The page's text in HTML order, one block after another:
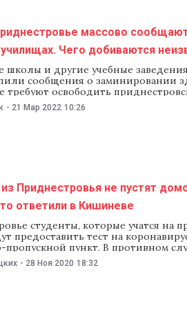
массово
Чего добиваются
школы и другие учебные
сообщения о заминировании
требуют освободить
оккупации». Об этом сообщило
внутренних дел. «Мы больше не
- 21 Мар 2022 10:26
Приднестровья не пустят
ответили в Кишиневе
студенты, которые учатся на
предоставить тест на
пункт. В противном
непризнанной ПМР. В
Оперштаба региона
- 28 Ноя 2020 18:32